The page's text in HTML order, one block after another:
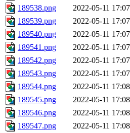
189538.png
2022-05-11 17:07
189539.png
2022-05-11 17:07
189540.png
2022-05-11 17:07
189541.png
2022-05-11 17:07
189542.png
2022-05-11 17:07
189543.png
2022-05-11 17:07
189544.png
2022-05-11 17:08
189545.png
2022-05-11 17:08
189546.png
2022-05-11 17:08
189547.png
2022-05-11 17:08